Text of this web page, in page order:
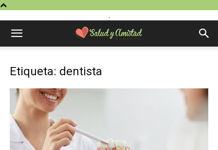
.
Etiqueta: dentista